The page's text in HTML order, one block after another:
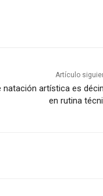
Artículo
natación artística es
en rutina